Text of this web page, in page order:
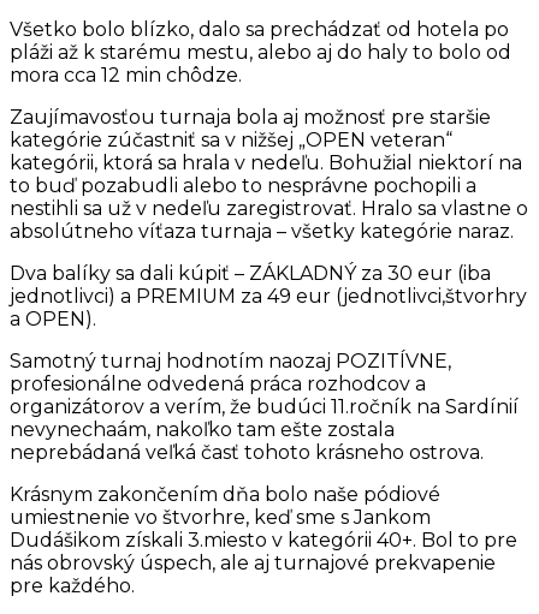
Všetko bolo blízko, dalo sa prechádzať od hotela po
pláži až k starému mestu, alebo aj do haly to bolo od
mora cca 12 min chôdze.
Zaujímavosťou turnaja bola aj možnosť pre staršie
kategórie zúčastniť sa v nižšej „OPEN veteran“
kategórii, ktorá sa hrala v nedeľu. Bohužial niektorí na
to buď pozabudli alebo to nesprávne pochopili a
nestihli sa už v nedeľu zaregistrovať. Hralo sa vlastne o
absolútneho víťaza turnaja – všetky kategórie naraz.
Dva balíky sa dali kúpiť – ZÁKLADNÝ za 30 eur (iba
jednotlivci) a PREMIUM za 49 eur (jednotlivci,štvorhry
a OPEN).
Samotný turnaj hodnotím naozaj POZITÍVNE,
profesionálne odvedená práca rozhodcov a
organizátorov a verím, že budúci 11.ročník na Sardínií
nevynechaám, nakoľko tam ešte zostala
neprebádaná veľká časť tohoto krásneho ostrova.
Krásnym zakončením dňa bolo naše pódiové
umiestnenie vo štvorhre, keď sme s Jankom
Dudášikom získali 3.miesto v kategórii 40+. Bol to pre
nás obrovský úspech, ale aj turnajové prekvapenie
pre každého.